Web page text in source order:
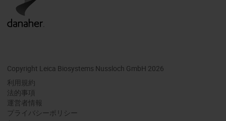
Copyright Leica Biosystems Nussloch GmbH 2026
利用規約
法的事項
運営者情報
プライバシーポリシー